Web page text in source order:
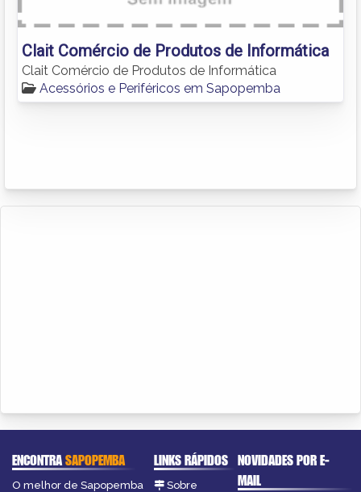
Clait Comércio de Produtos de Informática
Clait Comércio de Produtos de Informática
Acessórios e Periféricos em Sapopemba
ENCONTRASAPOPEMBA
O melhor de Sapopemba
LINKS RÁPIDOS
Sobre
NOVIDADES POR E-
MAIL